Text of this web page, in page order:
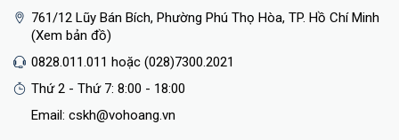
761/12 Lũy Bán Bích, Phường Phú Thọ Hòa, TP. Hồ Chí Minh
(Xem bản đồ)
0828.011.011 hoặc (028)7300.2021
Thứ 2 - Thứ 7: 8:00 - 18:00
Email: cskh@vohoang.vn